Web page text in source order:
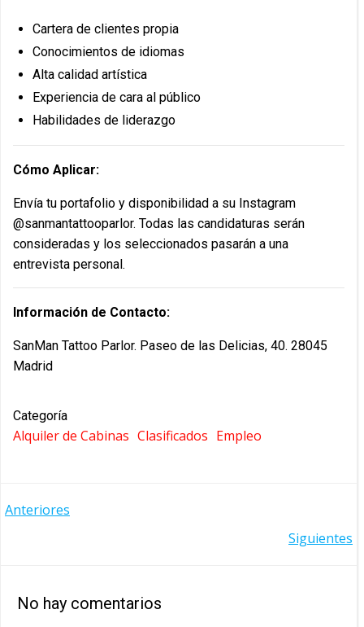
Cartera de clientes propia
Conocimientos de idiomas
Alta calidad artística
Experiencia de cara al público
Habilidades de liderazgo
Cómo Aplicar:
Envía tu portafolio y disponibilidad a su Instagram
@sanmantattooparlor. Todas las candidaturas serán
consideradas y los seleccionados pasarán a una
entrevista personal.
Información de Contacto:
SanMan Tattoo Parlor. Paseo de las Delicias, 40. 28045
Madrid
Categoría
Alquiler de Cabinas Clasificados Empleo
NAVEGACIÓN
LAS
Anteriores
LAS
Siguientes
No hay comentarios